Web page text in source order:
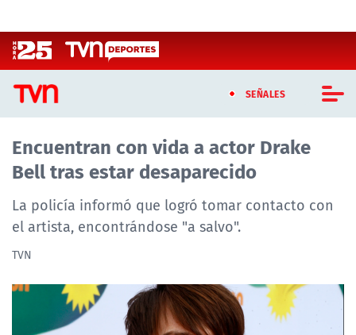
SEÑALES
CASTING MASTERCHEF CHILE
CASTING TVN VERTICAL
TVN VERTICAL
TVN PLAY
PROGRAMAS
Encuentran con vida a actor Drake
Bell tras estar desaparecido
La policía informó que logró tomar contacto con
el artista, encontrándose "a salvo".
TVN